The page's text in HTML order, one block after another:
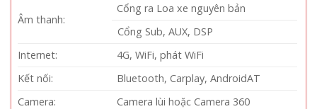
Âm thanh:
Cổng ra Loa xe nguyên bản
Cổng Sub, AUX, DSP
Internet:
4G, WiFi, phát WiFi
Kết nối:
Bluetooth, Carplay, AndroidAT
Camera:
Camera lùi hoặc Camera 360